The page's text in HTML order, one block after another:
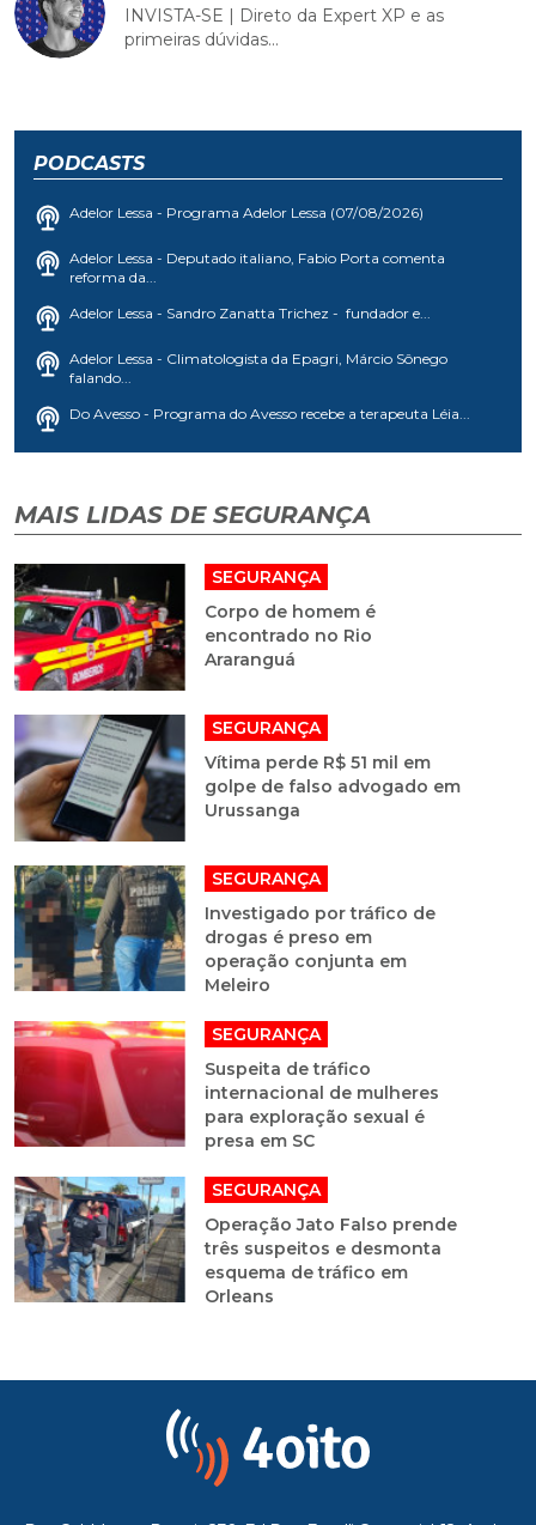
INVISTA-SE | Direto da Expert XP e as
primeiras dúvidas...
PODCASTS
Adelor Lessa - Programa Adelor Lessa (07/08/2026)
Adelor Lessa - Deputado italiano, Fabio Porta comenta
reforma da...
Adelor Lessa - Sandro Zanatta Trichez - fundador e...
Adelor Lessa - Climatologista da Epagri, Márcio Sônego
falando...
Do Avesso - Programa do Avesso recebe a terapeuta Léia...
MAIS LIDAS DE SEGURANÇA
SEGURANÇA
Corpo de homem é
encontrado no Rio
Araranguá
SEGURANÇA
Vítima perde R$ 51 mil em
golpe de falso advogado em
Urussanga
SEGURANÇA
Investigado por tráfico de
drogas é preso em
operação conjunta em
Meleiro
SEGURANÇA
Suspeita de tráfico
internacional de mulheres
para exploração sexual é
presa em SC
SEGURANÇA
Operação Jato Falso prende
três suspeitos e desmonta
esquema de tráfico em
Orleans